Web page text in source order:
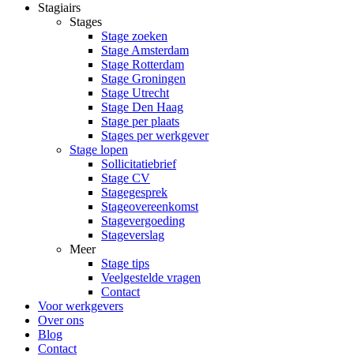
Stagiairs
Stages
Stage zoeken
Stage Amsterdam
Stage Rotterdam
Stage Groningen
Stage Utrecht
Stage Den Haag
Stage per plaats
Stages per werkgever
Stage lopen
Sollicitatiebrief
Stage CV
Stagegesprek
Stageovereenkomst
Stagevergoeding
Stageverslag
Meer
Stage tips
Veelgestelde vragen
Contact
Voor werkgevers
Over ons
Blog
Contact